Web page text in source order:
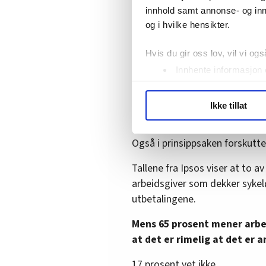
innhold samt annonse- og
og i hvilke hensikter.
Hvis du gir oss lov, vil vi
Innhente
Identifisere enheten
kan du lese
LO Medias publikasjoner
Vi deler bare informasjon
annonsering. Disse er angitt
Ikke tillat
land. I fjor fikk ansatte i
lønnsoppgjøret var 4,4
Ny rekord under streiken:
servering
To av tre støtter
Også i prinsippsaken
Tallene fra Ipsos viser at to
arbeidsgiver som dekker
utbetalingene.
Mens 65 prosent mener
at det er rimelig at det er